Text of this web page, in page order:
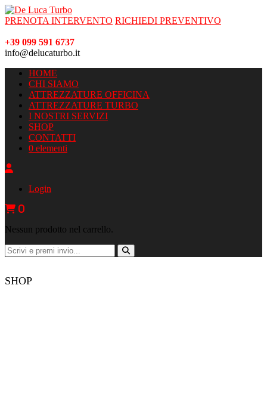
PRENOTA INTERVENTO RICHIEDI PREVENTIVO
+39 099 591 6737
info@delucaturbo.it
HOME
CHI SIAMO
ATTREZZATURE OFFICINA
ATTREZZATURE TURBO
I NOSTRI SERVIZI
SHOP
CONTATTI
0 elementi
Login
0
Nessun prodotto nel carrello.
SHOP